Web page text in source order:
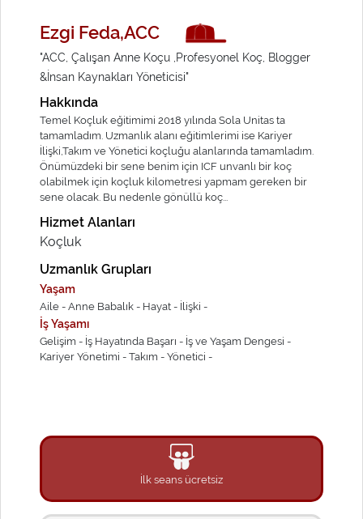
Ezgi Feda,ACC
"ACC, Çalışan Anne Koçu ,Profesyonel Koç, Blogger
&İnsan Kaynakları Yöneticisi"
Hakkında
Temel Koçluk eğitimimi 2018 yılında Sola Unitas ta
tamamladım. Uzmanlık alanı eğitimlerimi ise Kariyer
İlişki,Takım ve Yönetici koçluğu alanlarında tamamladım.
Önümüzdeki bir sene benim için ICF unvanlı bir koç
olabilmek için koçluk kilometresi yapmam gereken bir
sene olacak. Bu nedenle gönüllü koç...
Hizmet Alanları
Koçluk
Uzmanlık Grupları
Yaşam
Aile - Anne Babalık - Hayat - İlişki -
İş Yaşamı
Gelişim - İş Hayatında Başarı - İş ve Yaşam Dengesi -
Kariyer Yönetimi - Takım - Yönetici -
İlk seans ücretsiz